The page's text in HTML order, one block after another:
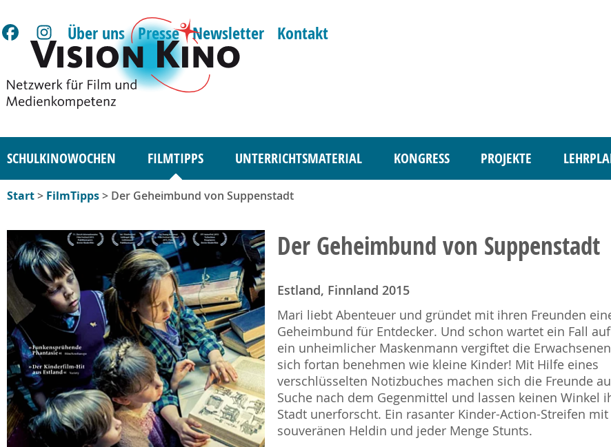
Über uns Presse Newsletter Kontakt
SCHULKINOWOCHEN FILMTIPPS UNTERRICHTSMATERIAL KONGRESS PROJEKTE
Start> FilmTipps> Der Geheimbund von Suppenstadt
Der Geheimbund von Suppenstadt
Estland, Finnland 2015
Mari liebt Abenteuer und gründet mit ihren Freunden
Geheimbund für Entdecker. Und schon wartet ein Fall
ein unheimlicher Maskenmann vergiftet die
sich fortan benehmen wie kleine Kinder! Mit Hilfe eines
verschlüsselten Notizbuches machen sich die Freunde
Suche nach dem Gegenmittel und lassen keinen Winkel
Stadt unerforscht. Ein rasanter Kinder-Action-Streifen
souveränen Heldin und jeder Menge Stunts.